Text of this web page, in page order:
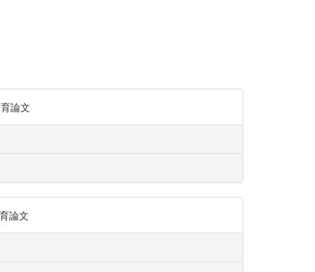
論文
論文